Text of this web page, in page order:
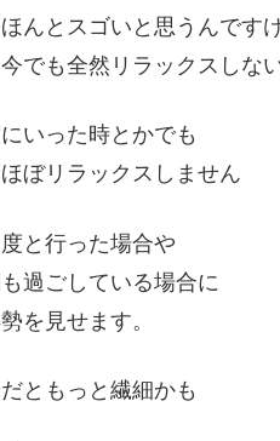
んとスゴいと思うんです
でも全然リラックスしな
いった時とかでも
ぼリラックスしません
と行った場合や
過ごしている場合に
を見せます。
ともっと繊細かも